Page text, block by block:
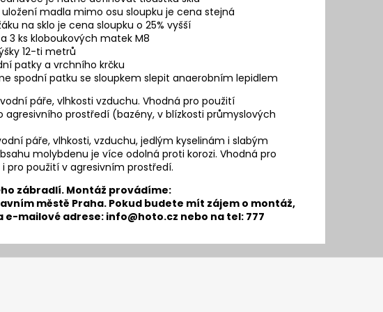
madla mimo osu sloupku je cena stejná
na sklo je cena sloupku o 25% vyšší
3 ks kloboukových matek M8
12-ti metrů
patky a vrchního krčku
spodní patku se sloupkem slepit anaerobním lepidlem
páře, vlhkosti vzduchu. Vhodná pro použití
prostředí (bazény, v blízkosti průmyslových
páře, vlhkosti, vzduchu, jedlým kyselinám i slabým
molybdenu je více odolná proti korozi. Vhodná pro
pro použití v agresivním prostředí.
zábradlí. Montáž provádíme:
městě Praha. Pokud budete mít zájem o montáž,
e-mailové adrese: info@hoto.cz nebo na tel: 777